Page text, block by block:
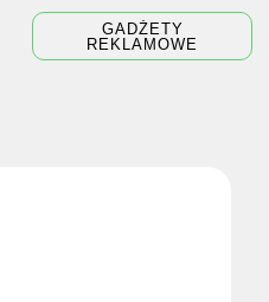
GADŻETY
REKLAMOWE